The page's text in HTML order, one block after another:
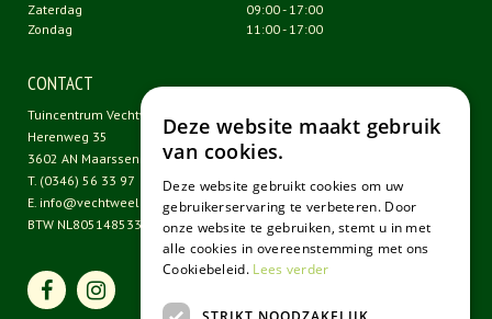
Zaterdag
09:00 - 17:00
Zondag
11:00 - 17:00
CONTACT
Tuincentrum Vechtweelde
Herenweg 35
3602 AN Maarssen
T. (0346) 56 33 97
E. info@vechtweelde.nl
BTW NL805148533B01
Deze website maakt gebruik
van cookies.
Deze website gebruikt cookies om uw
gebruikerservaring te verbeteren. Door
onze website te gebruiken, stemt u in met
alle cookies in overeenstemming met ons
Cookiebeleid. Lees verder